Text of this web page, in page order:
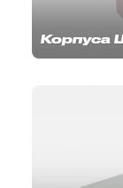
Корпуса